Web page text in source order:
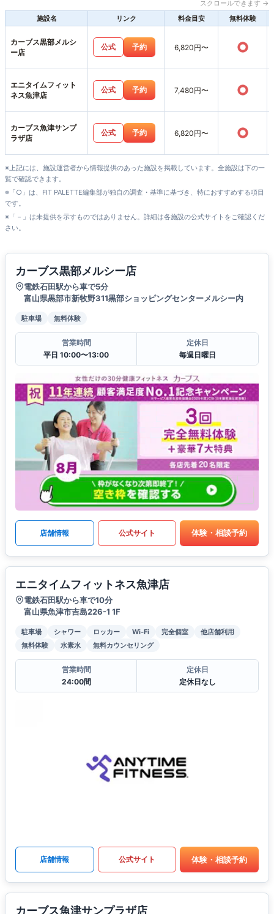
スクロールできます →
施設名
リンク 料金目安 無料体験
カーブス黒部メルシ
ー店
公式 予約 6,820円〜 ○
エニタイムフィット
ネス魚津店
公式 予約 7,480円〜 ○
カーブス魚津サンプ
ラザ店
公式 予約 6,820円〜 ○
※上記には、施設運営者から情報提供のあった施設を掲載しています。全施設は下の一
覧で確認できます。
※「○」は、FIT PALETTE編集部が独自の調査・基準に基づき、特におすすめする項目
です。
※「－」は未提供を示すものではありません。詳細は各施設の公式サイトをご確認くだ
さい。
カーブス黒部メルシー店
電鉄石田駅から車で5分
富山県黒部市新牧野311黒部ショッピングセンターメルシー内
駐車場 無料体験
営業時間
平日 10:00〜13:00
定休日
毎週日曜日
店舗情報 公式サイト 体験・相談予約
エニタイムフィットネス魚津店
電鉄石田駅から車で10分
富山県魚津市吉島226-1 1F
駐車場 シャワー ロッカー Wi-Fi 完全個室
他店舗利用
無料体験
水素水 無料カウンセリング
営業時間
24:00間
定休日
定休日なし
店舗情報 公式サイト 体験・相談予約
カーブス魚津サンプラザ店